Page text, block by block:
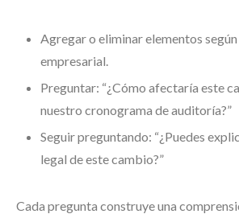
Agregar o eliminar elementos
empresarial.
Preguntar: “¿Cómo afectaría este
nuestro cronograma de auditoría?”
Seguir preguntando: “¿Puedes
legal de este cambio?”
Cada pregunta construye una